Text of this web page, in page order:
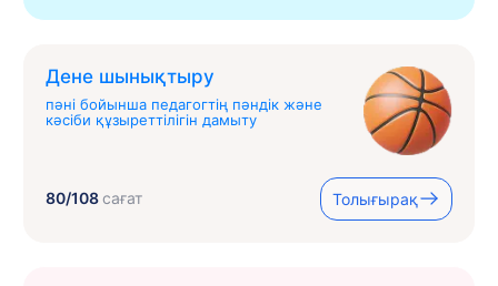
Дене шынықтыру
пәні бойынша педагогтің пәндік және
кәсіби құзыреттілігін дамыту
80/108сағат Толығырақ